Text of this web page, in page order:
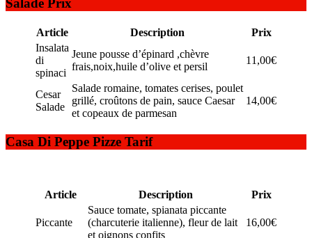
Salade Prix
Article Description
Prix
Insalata
di
spinaci
Jeune pousse d’épinard ,chèvre
frais,noix,huile d’olive et persil
11,00€
Cesar
Salade
Salade romaine, tomates cerises, poulet
grillé, croûtons de pain, sauce Caesar
et copeaux de parmesan
14,00€
Casa Di Peppe Pizze Tarif
Article Description Prix
Piccante
Sauce tomate, spianata piccante
(charcuterie italienne), fleur de lait
et oignons confits
16,00€